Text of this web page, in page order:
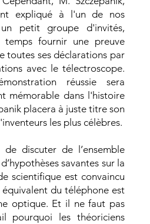
expliqué à l'un de nos
petit groupe d'invités,
temps fournir une preuve
toutes ses déclarations par
avec le télectroscope.
réussie sera
mémorable dans l'histoire
placera à juste titre son
les plus célèbres.
discuter de l’ensemble
savantes sur la
scientifique est convaincu
du téléphone est
optique. Et il ne faut pas
pourquoi les théoriciens